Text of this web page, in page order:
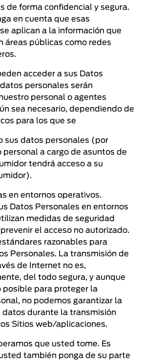
de forma confidencial y segura.
en cuenta que esas
aplican a la información que
áreas públicas como redes
acceder a sus Datos
personales serán
personal o agentes
sea necesario, dependiendo de
para los que se
sus datos personales (por
personal a cargo de asuntos de
tendrá acceso a su
en entornos operativos.
Datos Personales en entornos
medidas de seguridad
el acceso no autorizado.
razonables para
Personales. La transmisión de
de Internet no es,
del todo segura, y aunque
posible para proteger la
no podemos garantizar la
datos durante la transmisión
Sitios web/aplicaciones.
que usted tome. Es
también ponga de su parte